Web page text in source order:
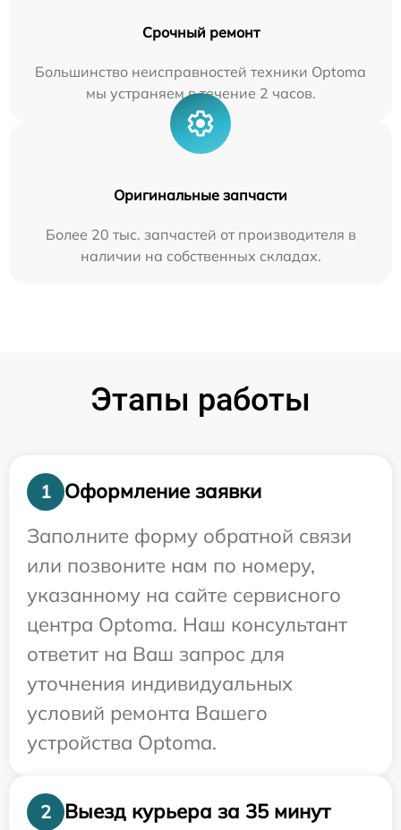
Срочный ремонт
Большинство неисправностей техники Optoma
мы устраняем в течение 2 часов.
Оригинальные запчасти
Более 20 тыс. запчастей от производителя в
наличии на собственных складах.
Этапы работы
1
Оформление заявки
Заполните форму обратной связи
или позвоните нам по номеру,
указанному на сайте сервисного
центра Optoma. Наш консультант
ответит на Ваш запрос для
уточнения индивидуальных
условий ремонта Вашего
устройства Optoma.
2 Выезд курьера за 35 минут